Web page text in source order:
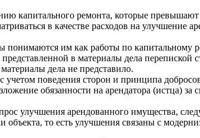
капитального ремонта, которые
в качестве расходов на улучшение
понимаются им как работы по капитальному
в материалы дела перепиской
дела не представило.
поведения сторон и принципа
обязанности на арендатора (истца) за
улучшения арендованного имущества,
то есть улучшения связаны с